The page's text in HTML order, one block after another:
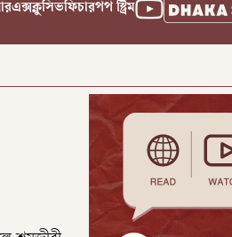
এক্সক্লুসিভফিচারপপ স্ট্রিম